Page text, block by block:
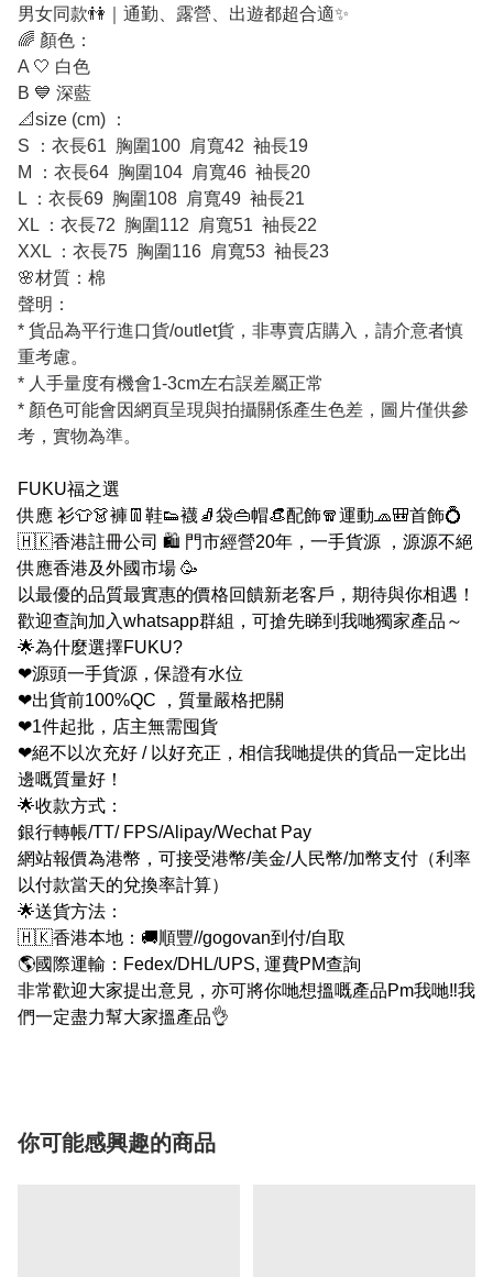
男女同款👫｜通勤、露營、出遊都超合適✨
🌈 顏色：
A 🤍 白色
B 💙 深藍
📐size (cm) ：
S ：衣長61 胸圍100 肩寬42 袖長19
M ：衣長64 胸圍104 肩寬46 袖長20
L ：衣長69 胸圍108 肩寬49 袖長21
XL ：衣長72 胸圍112 肩寬51 袖長22
XXL ：衣長75 胸圍116 肩寬53 袖長23
🌸材質：棉
聲明：
* 貨品為平行進口貨/outlet貨，非專賣店購入，請介意者慎
重考慮。
* 人手量度有機會1-3cm左右誤差屬正常
* 顏色可能會因網頁呈現與拍攝關係產生色差，圖片僅供參
考，實物為準。
FUKU福之選
供應 衫👕👗褲👖鞋👟襪🧦袋👜帽👒配飾🧣運動🧢🎒首飾💍
🇭🇰香港註冊公司 🛍 門市經營20年，一手貨源 ，源源不絕
供應香港及外國市場 🥳
以最優的品質最實惠的價格回饋新老客戶，期待與你相遇！
歡迎查詢加入whatsapp群組，可搶先睇到我哋獨家產品～
🌟為什麼選擇FUKU?
❤源頭一手貨源，保證有水位
❤出貨前100%QC ，質量嚴格把關
❤1件起批，店主無需囤貨
❤絕不以次充好 / 以好充正，相信我哋提供的貨品一定比出
邊嘅質量好！
🌟收款方式：
銀行轉帳/TT/ FPS/Alipay/Wechat Pay
網站報價為港幣，可接受港幣/美金/人民幣/加幣支付（利率
以付款當天的兌換率計算）
🌟送貨方法：
🇭🇰香港本地：🚚順豐//gogovan到付/自取
🌎國際運輸：Fedex/DHL/UPS, 運費PM查詢
非常歡迎大家提出意見，亦可將你哋想搵嘅產品Pm我哋‼我
們一定盡力幫大家搵產品👌
你可能感興趣的商品